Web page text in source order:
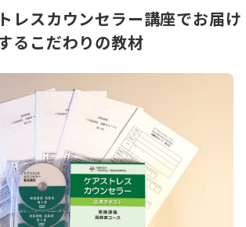
レスカウンセラー講座でお届け
るこだわりの教材